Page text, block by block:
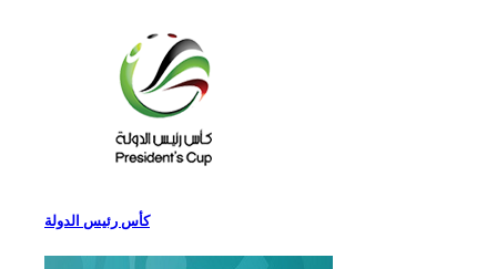
كأس رئيس الدولة